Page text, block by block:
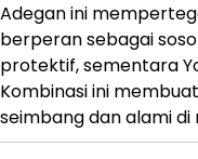
Adegan ini
berperan sebagai
protektif, sementara
Kombinasi ini
seimbang dan alami